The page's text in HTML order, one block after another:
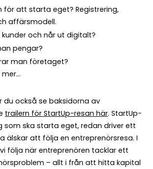
för att starta eget? Registrering,
affärsmodell.
och når ut digitalt?
pengar?
man företaget?
du också se baksidorna av
trailern för StartUp-resan här. StartUp-
som ska starta eget, redan driver ett
älskar att följa en entreprenörsresa. I
följa när entreprenören tacklar ett
– allt i från att hitta kapital